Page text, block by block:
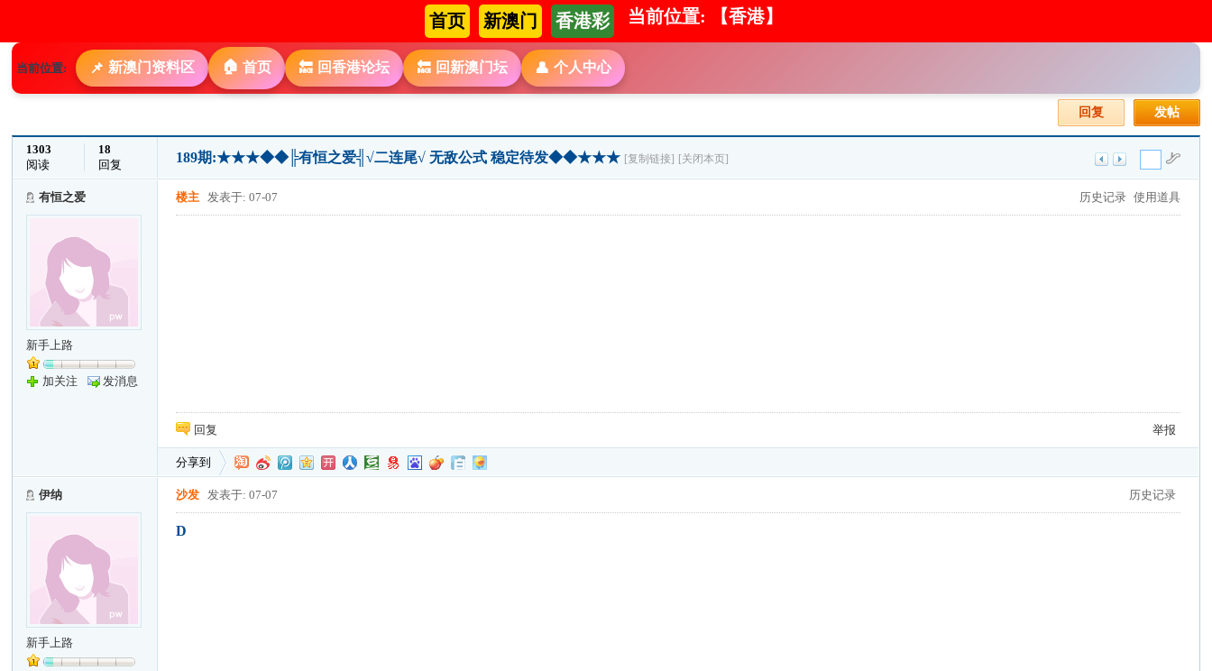
首页 新澳门 香港彩 当前位置: 【香港】
当前位置: 📌 新澳门资料区 🏠 首页 🔙 回香港论坛 🔙 回新澳门坛 👤 个人中心
发帖
回复
1303
阅读
18
回复
189期:★★★◆◆╠有恒之爱╣√二连尾√ 无敌公式 稳定待发◆◆★★★ [复制链接] [关闭本页]
有恒之爱
新手上路
加关注 发消息
历史记录 使用道具
楼主 发表于: 07-07
回复 举报
分享到
伊纳
新手上路
历史记录
沙发 发表于: 07-07
D